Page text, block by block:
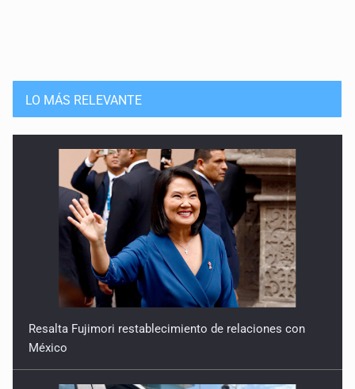
LO MÁS RELEVANTE
Resalta Fujimori restablecimiento de relaciones con
México